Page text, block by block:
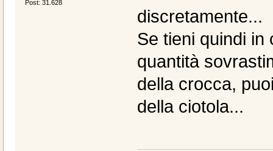
Post: 31.628
discretamente...
Se tieni quindi in
quantità
della crocca,
della ciotola...